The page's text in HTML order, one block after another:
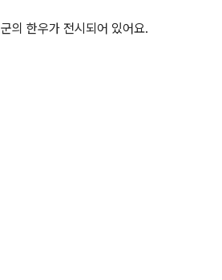
의 한우가 전시되어 있어요.